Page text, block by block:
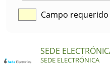
Campo requerido
SEDE
SEDE ELECTRÓNICA